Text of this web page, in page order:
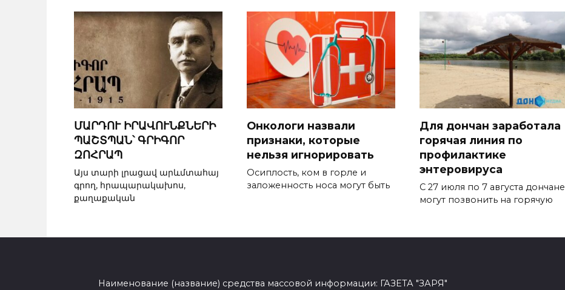
ՄԱՐԴՈՒ ԻՐԱՎՈՒՆՔՆԵՐԻ
ՊԱՇՏՊԱՆ՝ ԳՐԻԳՈՐ
ԶՈՀՐԱՊ
Այս տարի լրացավ արևմտահայ
գրող, հրապարակախոս,
քաղաքական
Онкологи назвали
признаки, которые
нельзя игнорировать
Осиплость, ком в горле и
заложенность носа могут быть
Для дончан заработала
горячая линия по
профилактике
энтеровируса
С 27 июля по 7 августа дончане
могут позвонить на горячую
Наименование (название) средства массовой информации: ГАЗЕТА "ЗАРЯ"